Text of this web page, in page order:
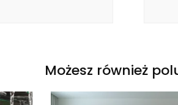
Możesz również